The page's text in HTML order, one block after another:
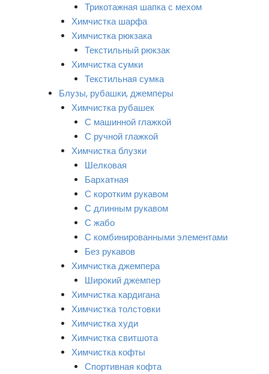
Трикотажная шапка с мехом
Химчистка шарфа
Химчистка рюкзака
Текстильный рюкзак
Химчистка сумки
Текстильная сумка
Блузы, рубашки, джемперы
Химчистка рубашек
С машинной глажкой
С ручной глажкой
Химчистка блузки
Шелковая
Бархатная
С коротким рукавом
С длинным рукавом
С жабо
С комбинированными элементами
Без рукавов
Химчистка джемпера
Широкий джемпер
Химчистка кардигана
Химчистка толстовки
Химчистка худи
Химчистка свитшота
Химчистка кофты
Спортивная кофта